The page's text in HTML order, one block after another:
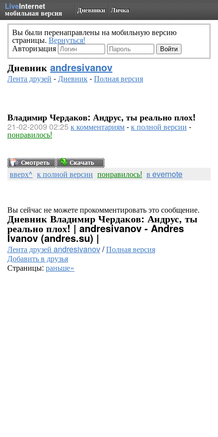
LiveInternet
мобильная версия Дневники Личка
Вы были перенаправлены на мобильную версию
страницы. Вернуться!
Авторизация
Дневник andresivanov
Лента друзей -Дневник-Полная версия
Владимир Чердаков: Андрус, ты реально плох!
21-02-2009 02:25 к комментариям-к полной версии -
понравилось!
вверх^ к полной версии понравилось! в evernote
Вы сейчас не можете прокомментировать это сообщение.
Дневник Владимир Чердаков: Андрус, ты
реально плох! | andresivanov - Andres
Ivanov (andres.su) |
Лента друзей andresivanov/Полная версия
Добавить в друзья
Страницы: раньше»